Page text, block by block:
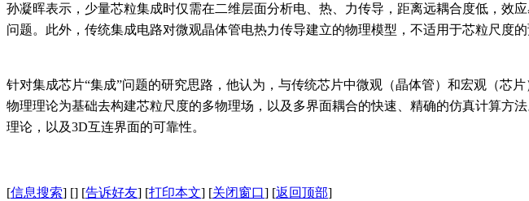
孙凝晖表示，少量芯粒集成时仅需在二维层面分析电、热、力传导，距离远耦合度低，效
问题。此外，传统集成电路对微观晶体管电热力传导建立的物理模型，不适用于芯粒尺度的
针对集成芯片“集成”问题的研究思路，他认为，与传统芯片中微观（晶体管）和宏观（
物理理论为基础去构建芯粒尺度的多物理场，以及多界面耦合的快速、精确的仿真计算
理论，以及3D互连界面的可靠性。
[信息搜索] [] [告诉好友] [打印本文] [关闭窗口] [返回顶部]